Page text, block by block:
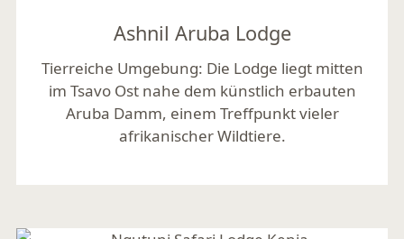
Ashnil Aruba Lodge
Tierreiche Umgebung: Die Lodge liegt mitten
im Tsavo Ost nahe dem künstlich erbauten
Aruba Damm, einem Treffpunkt vieler
afrikanischer Wildtiere.